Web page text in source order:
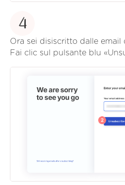
4
Ora sei disiscritto dalle email
Fai clic sul pulsante blu